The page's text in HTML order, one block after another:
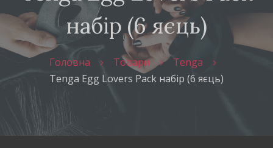
набір (6 яєць)
Головна Товари
Tenga
Tenga Egg Lovers Pack набір (6 яєць)